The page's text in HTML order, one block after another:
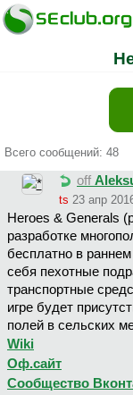
Всего сообщений: 48
off
ts 23 апр
Heroes & Generals
разработке
бесплатно в
себя пехотные
транспортные
игре будет
полей в сельских
Wiki
Оф.сайт
Сообщество